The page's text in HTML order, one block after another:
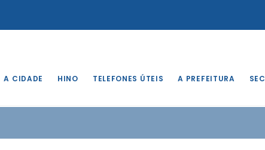
A CIDADE HINO TELEFONES ÚTEIS A PREFEITURA